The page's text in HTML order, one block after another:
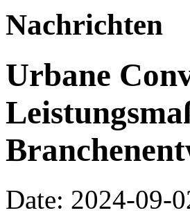
Nachrichten
Urbane
Date: 2024-09-